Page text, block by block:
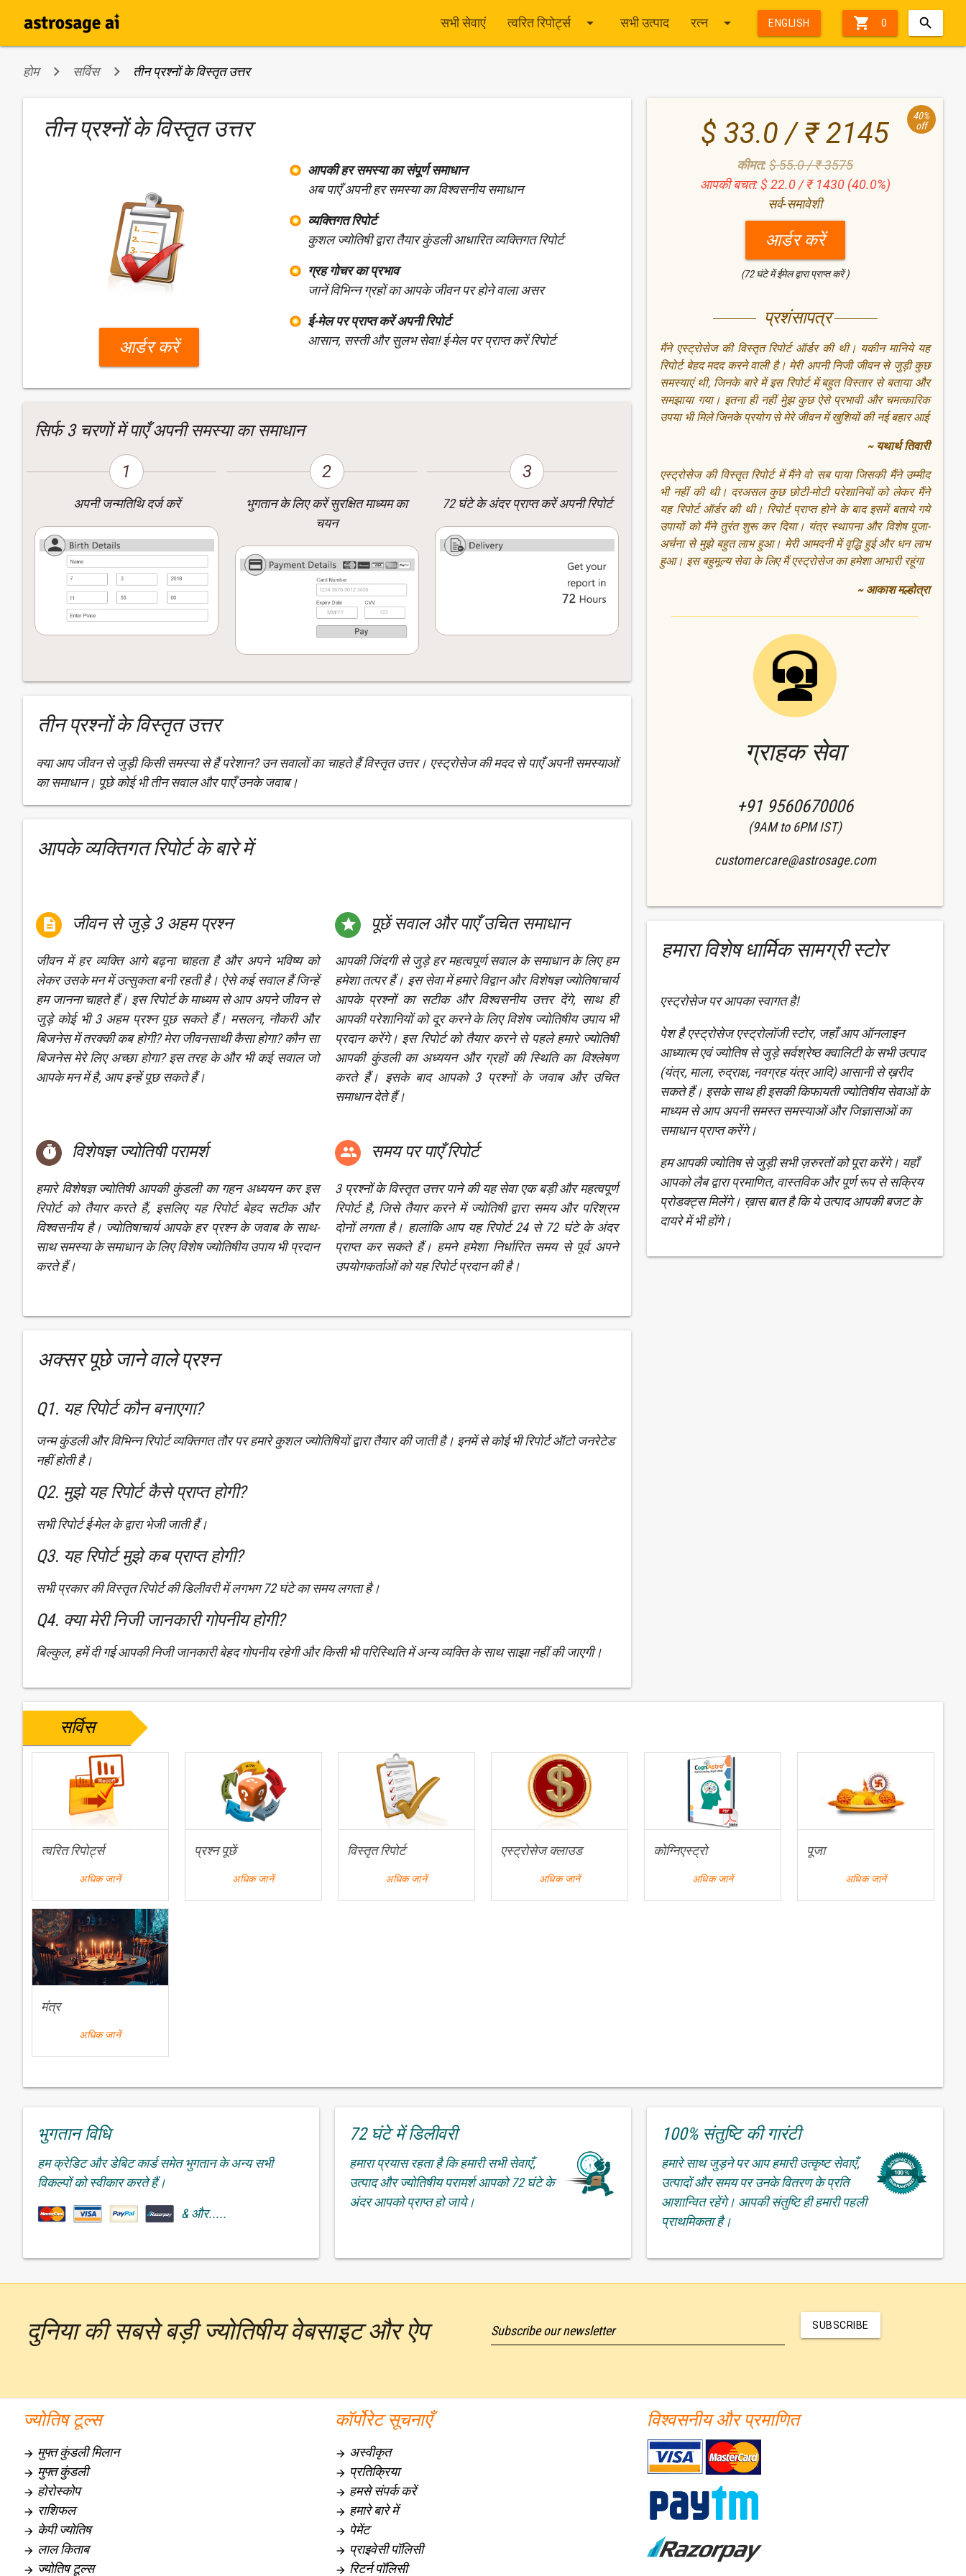
 0
सभी सेवाएं त्वरित रिपोर्ट्स arrow_drop_down सभी उत्पाद रत्न arrow_drop_down ENGLISH
होम सर्विस तीन प्रश्नों के विस्तृत उत्तर
तीन प्रश्नों के विस्तृत उत्तर
आर्डर करें
आपकी हर समस्या का संपूर्ण समाधान
अब पाएँ अपनी हर समस्या का विश्वसनीय समाधान
व्यक्तिगत रिपोर्ट
कुशल ज्योतिषी द्वारा तैयार कुंडली आधारित व्यक्तिगत रिपोर्ट
ग्रह गोचर का प्रभाव
जानें विभिन्न ग्रहों का आपके जीवन पर होने वाला असर
ई-मेल पर प्राप्त करें अपनी रिपोर्ट
आसान, सस्ती और सुलभ सेवा! ई-मेल पर प्राप्त करें रिपोर्ट
सिर्फ 3 चरणों में पाएँ अपनी समस्या का समाधान
1
अपनी जन्मतिथि दर्ज करें
2
भुगतान के लिए करें सुरक्षित माध्यम का
चयन
3
72 घंटे के अंदर प्राप्त करें अपनी रिपोर्ट
तीन प्रश्नों के विस्तृत उत्तर
क्या आप जीवन से जुड़ी किसी समस्या से हैं परेशान? उन सवालों का चाहते हैं विस्तृत उत्तर। एस्ट्रोसेज की मदद से पाएँ अपनी समस्याओं
का समाधान। पूछे कोई भी तीन सवाल और पाएँ उनके जवाब।
आपके व्यक्तिगत रिपोर्ट के बारे में
 जीवन से जुड़े 3 अहम प्रश्न
जीवन में हर व्यक्ति आगे बढ़ना चाहता है और अपने भविष्य को
लेकर उसके मन में उत्सुकता बनी रहती है। ऐसे कई सवाल हैं जिन्हें
हम जानना चाहते हैं। इस रिपोर्ट के माध्यम से आप अपने जीवन से
जुड़े कोई भी 3 अहम प्रश्न पूछ सकते हैं। मसलन, नौकरी और
बिजनेस में तरक्की कब होगी? मेरा जीवनसाथी कैसा होगा? कौन सा
बिजनेस मेरे लिए अच्छा होगा? इस तरह के और भी कई सवाल जो
आपके मन में है, आप इन्हें पूछ सकते हैं।
 पूछें सवाल और पाएँ उचित समाधान
आपकी जिंदगी से जुड़े हर महत्वपूर्ण सवाल के समाधान के लिए हम
हमेशा तत्पर हैं। इस सेवा में हमारे विद्वान और विशेषज्ञ ज्योतिषाचार्य
आपके प्रश्नों का सटीक और विश्वसनीय उत्तर देंगे, साथ ही
आपकी परेशानियों को दूर करने के लिए विशेष ज्योतिषीय उपाय भी
प्रदान करेंगे। इस रिपोर्ट को तैयार करने से पहले हमारे ज्योतिषी
आपकी कुंडली का अध्ययन और ग्रहों की स्थिति का विश्लेषण
करते हैं। इसके बाद आपको 3 प्रश्नों के जवाब और उचित
समाधान देते हैं।
 विशेषज्ञ ज्योतिषी परामर्श
हमारे विशेषज्ञ ज्योतिषी आपकी कुंडली का गहन अध्ययन कर इस
रिपोर्ट को तैयार करते हैं, इसलिए यह रिपोर्ट बेहद सटीक और
विश्वसनीय है। ज्योतिषाचार्य आपके हर प्रश्न के जवाब के साथ-
साथ समस्या के समाधान के लिए विशेष ज्योतिषीय उपाय भी प्रदान
करते हैं।
 समय पर पाएँ रिपोर्ट
3 प्रश्नों के विस्तृत उत्तर पाने की यह सेवा एक बड़ी और महत्वपूर्ण
रिपोर्ट है, जिसे तैयार करने में ज्योतिषी द्वारा समय और परिश्रम
दोनों लगता है। हालांकि आप यह रिपोर्ट 24 से 72 घंटे के अंदर
प्राप्त कर सकते हैं। हमने हमेशा निर्धारित समय से पूर्व अपने
उपयोगकर्ताओं को यह रिपोर्ट प्रदान की है।
अक्सर पूछे जाने वाले प्रश्न
Q1. यह रिपोर्ट कौन बनाएगा?
जन्म कुंडली और विभिन्न रिपोर्ट व्यक्तिगत तौर पर हमारे कुशल ज्योतिषियों द्वारा तैयार की जाती है। इनमें से कोई भी रिपोर्ट ऑटो जनरेटेड
नहीं होती है।
Q2. मुझे यह रिपोर्ट कैसे प्राप्त होगी?
सभी रिपोर्ट ई-मेल के द्वारा भेजी जाती हैं।
Q3. यह रिपोर्ट मुझे कब प्राप्त होगी?
सभी प्रकार की विस्तृत रिपोर्ट की डिलीवरी में लगभग 72 घंटे का समय लगता है।
Q4. क्या मेरी निजी जानकारी गोपनीय होगी?
बिल्कुल, हमें दी गई आपकी निजी जानकारी बेहद गोपनीय रहेगी और किसी भी परिस्थिति में अन्य व्यक्ति के साथ साझा नहीं की जाएगी।
40%
off
$ 33.0 / ₹ 2145
कीमत:$ 55.0 / ₹ 3575
आपकी बचत: $ 22.0 / ₹ 1430 (40.0%)
सर्व-समावेशी
आर्डर करें
(72 घंटे में ईमेल द्वारा प्राप्त करें )
प्रशंसापत्र
मैंने एस्ट्रोसेज की विस्तृत रिपोर्ट ऑर्डर की थी। यकीन मानिये यह
रिपोर्ट बेहद मदद करने वाली है। मेरी अपनी निजी जीवन से जुड़ी कुछ
समस्याएं थी, जिनके बारे में इस रिपोर्ट में बहुत विस्तार से बताया और
समझाया गया। इतना ही नहीं मुेझ कुछ ऐसे प्रभावी और चमत्कारिक
उपया भी मिले जिनके प्रयोग से मेरे जीवन में खुशियों की नई बहार आई
~ यथार्थ तिवारी
एस्ट्रोसेज की विस्तृत रिपोर्ट में मैंने वो सब पाया जिसकी मैंने उम्मीद
भी नहीं की थी। दरअसल कुछ छोटी-मोटी परेशानियों को लेकर मैंने
यह रिपोर्ट ऑर्डर की थी। रिपोर्ट प्राप्त होने के बाद इसमें बताये गये
उपायों को मैंने तुरंत शुरू कर दिया। यंत्र स्थापना और विशेष पूजा-
अर्चना से मुझे बहुत लाभ हुआ। मेरी आमदनी में वृद्धि हुई और धन लाभ
हुआ। इस बहुमूल्य सेवा के लिए मैं एस्ट्रोसेज का हमेशा आभारी रहूंगा
~ आकाश मल्होत्रा
ग्राहक सेवा
+91 9560670006
(9AM to 6PM IST)
customercare@astrosage.com
हमारा विशेष धार्मिक सामग्री स्टोर
एस्ट्रोसेज पर आपका स्वागत है!
पेश है एस्ट्रोसेज एस्ट्रोलॉजी स्टोर, जहाँ आप ऑनलाइन
आध्यात्म एवं ज्योतिष से जुड़े सर्वश्रेष्ठ क्वालिटी के सभी उत्पाद
(यंत्र, माला, रुद्राक्ष, नवग्रह यंत्र आदि) आसानी से ख़रीद
सकते हैं। इसके साथ ही इसकी किफायती ज्योतिषीय सेवाओं के
माध्यम से आप अपनी समस्त समस्याओं और जिज्ञासाओं का
समाधान प्राप्त करेंगे।
हम आपकी ज्योतिष से जुड़ी सभी ज़रुरतों को पूरा करेंगे। यहाँ
आपको लैब द्वारा प्रमाणित, वास्तविक और पूर्ण रूप से सक्रिय
प्रोडक्ट्स मिलेंगे। ख़ास बात है कि ये उत्पाद आपकी बजट के
दायरे में भी होंगे।
सर्विस
त्वरित रिपोर्ट्स
अधिक जानें
प्रश्न पूछें
अधिक जानें
विस्तृत रिपोर्ट
अधिक जानें
एस्ट्रोसेज क्लाउड
अधिक जानें
कोग्निएस्ट्रो
अधिक जानें
पूजा
अधिक जानें
मंत्र
अधिक जानें
भुगतान विधि
हम क्रेडिट और डेबिट कार्ड समेत भुगतान के अन्य सभी
विकल्पों को स्वीकार करते हैं।
& और.....
72 घंटे में डिलीवरी
हमारा प्रयास रहता है कि हमारी सभी सेवाएँ,
उत्पाद और ज्योतिषीय परामर्श आपको 72 घंटे के
अंदर आपको प्राप्त हो जाये।
100% संतुष्टि की गारंटी
हमारे साथ जुड़ने पर आप हमारी उत्कृष्ट सेवाएँ,
उत्पादों और समय पर उनके वितरण के प्रति
आशान्वित रहेंगे। आपकी संतुष्टि ही हमारी पहली
प्राथमिकता है।
दुनिया की सबसे बड़ी ज्योतिषीय वेबसाइट और ऐप Subscribe our newsletter SUBSCRIBE
ज्योतिष टूल्स
 मुफ्त कुंडली मिलान
 मुफ्त कुंडली
 होरोस्कोप
 राशिफल
 केपी ज्योतिष
 लाल किताब
 ज्योतिष टूल्स
कॉर्पोरेट सूचनाएँ
 अस्वीकृत
 प्रतिक्रिया
 हमसे संपर्क करें
 हमारे बारे में
 पेमेंट
 प्राइवेसी पॉलिसी
 रिटर्न पॉलिसी
विश्वसनीय और प्रमाणित